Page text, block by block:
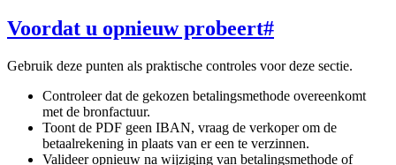
Voordat u opnieuw probeert#
Gebruik deze punten als praktische controles voor deze sectie.
Controleer dat de gekozen betalingsmethode overeenkomt
met de bronfactuur.
Toont de PDF geen IBAN, vraag de verkoper om de
betaalrekening in plaats van er een te verzinnen.
Valideer opnieuw na wijziging van betalingsmethode of